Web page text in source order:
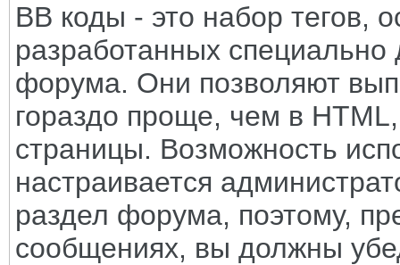
BB коды - это набор тегов,
разработанных
форума. Они позволяют
гораздо проще, чем в
страницы. Возможность
настраивается
раздел форума, поэтому,
сообщениях, вы должны